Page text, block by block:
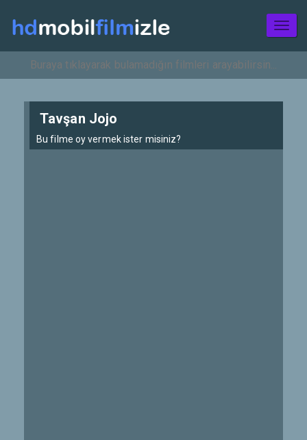
Tavşan Jojo
Bu filme oy vermek ister misiniz?